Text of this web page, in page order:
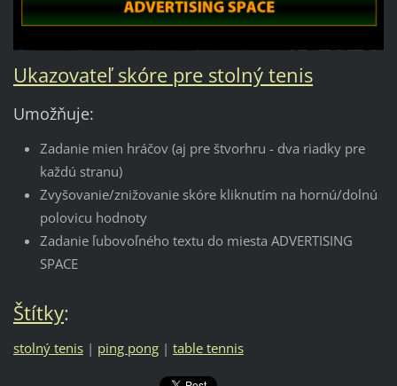
Ukazovateľ skóre pre stolný tenis
Umožňuje:
Zadanie mien hráčov (aj pre štvorhru - dva riadky pre
každú stranu)
Zvyšovanie/znižovanie skóre kliknutím na hornú/dolnú
polovicu hodnoty
Zadanie ľubovoľného textu do miesta ADVERTISING
SPACE
Štítky:
stolný tenis | ping pong | table tennis